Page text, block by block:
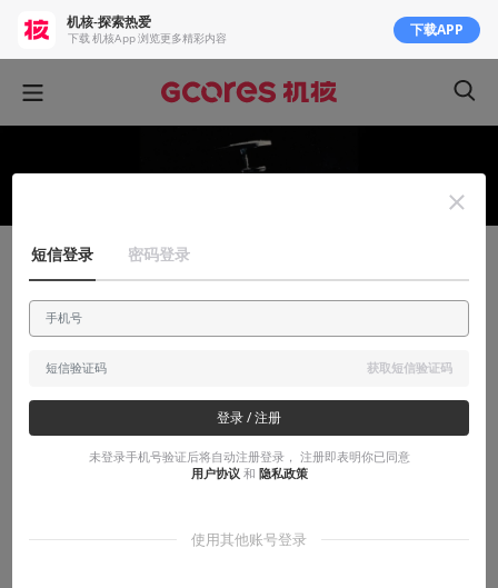
我很想简单聊聊《科洛弗悖论》，但这部电
机核-探索热爱
下载 机核App 浏览更多精彩内容 下载APP
短信登录 密码登录
获取短信验证码
登录 / 注册
未登录手机号验证后将自动注册登录， 注册即表明你已同意
用户协议 和 隐私政策
使用其他账号登录